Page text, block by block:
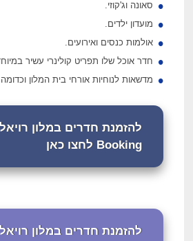
סאונה וג'קוזי.
מועדון ילדים.
אולמות כנסים ואירועים.
חדר אוכל שלו תפריט קולינרי עשיר
מדשאות לנוחיות אורחי בית המלון
להזמנת חדרים במלון
Booking לחצו כאן
להזמנת חדרים במלון